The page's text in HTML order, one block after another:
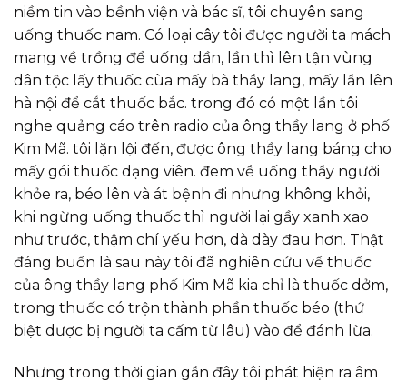
niềm tin vào bềnh viện và bác sĩ, tôi chuyên sang
uống thuốc nam. Có loại cây tôi được người ta mách
mang về trồng để uống dần, lần thì lên tận vùng
dân tộc lấy thuốc cùa mấy bà thầy lang, mấy lần lên
hà nội để cắt thuốc bắc. trong đó có một lần tôi
nghe quảng cáo trên radio của ông thầy lang ở phố
Kim Mã. tôi lặn lội đến, được ông thầy lang báng cho
mấy gói thuốc dạng viên. đem về uống thầy người
khỏe ra, béo lên và át bệnh đi nhưng không khỏi,
khi ngừng uống thuốc thì người lại gầy xanh xao
như trước, thậm chí yếu hơn, dà dày đau hơn. Thật
đáng buồn là sau này tôi đã nghiên cứu về thuốc
của ông thầy lang phố Kim Mã kia chỉ là thuốc dởm,
trong thuốc có trộn thành phần thuốc béo (thứ
biệt dược bị người ta cấm từ lâu) vào để đánh lừa.
Nhưng trong thời gian gần đây tôi phát hiện ra âm